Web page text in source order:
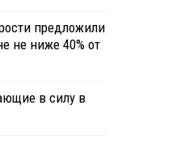
предложили
не ниже 40% от
в силу в